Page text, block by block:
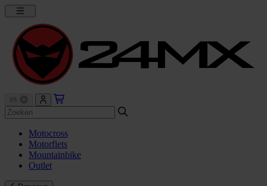
Motocross
Motorfiets
Mountainbike
Outlet